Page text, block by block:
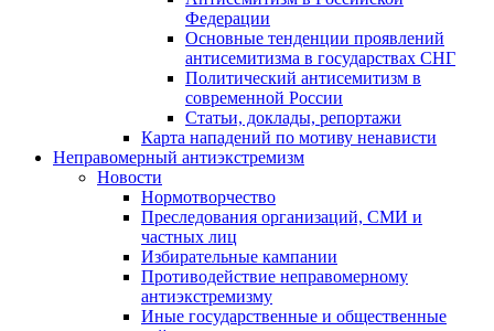
Федерации
Основные тенденции проявлений
антисемитизма в государствах СНГ
Политический антисемитизм в
современной России
Статьи, доклады, репортажи
Карта нападений по мотиву ненависти
Неправомерный антиэкстремизм
Новости
Нормотворчество
Преследования организаций, СМИ и
частных лиц
Избирательные кампании
Противодействие неправомерному
антиэкстремизму
Иные государственные и общественные